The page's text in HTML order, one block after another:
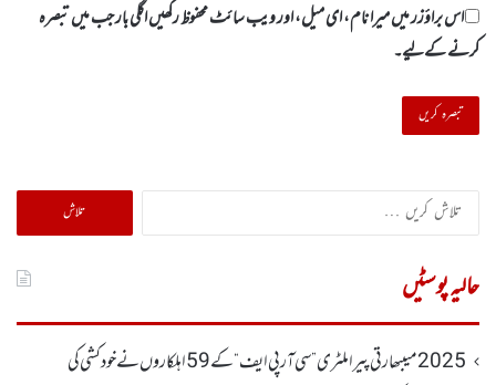
اس براؤزر میں میرا نام، ای میل، اور ویب سائٹ محفوظ رکھیں اگلی بار جب میں تبصرہ
کرنے کےلیے۔
تلاش
کریں
حالیہ پوسٹیں
2025 میںبھارتی پیرا ملٹری ”سی آر پی ایف“ کے 59 اہلکاروں نے خودکشی کی